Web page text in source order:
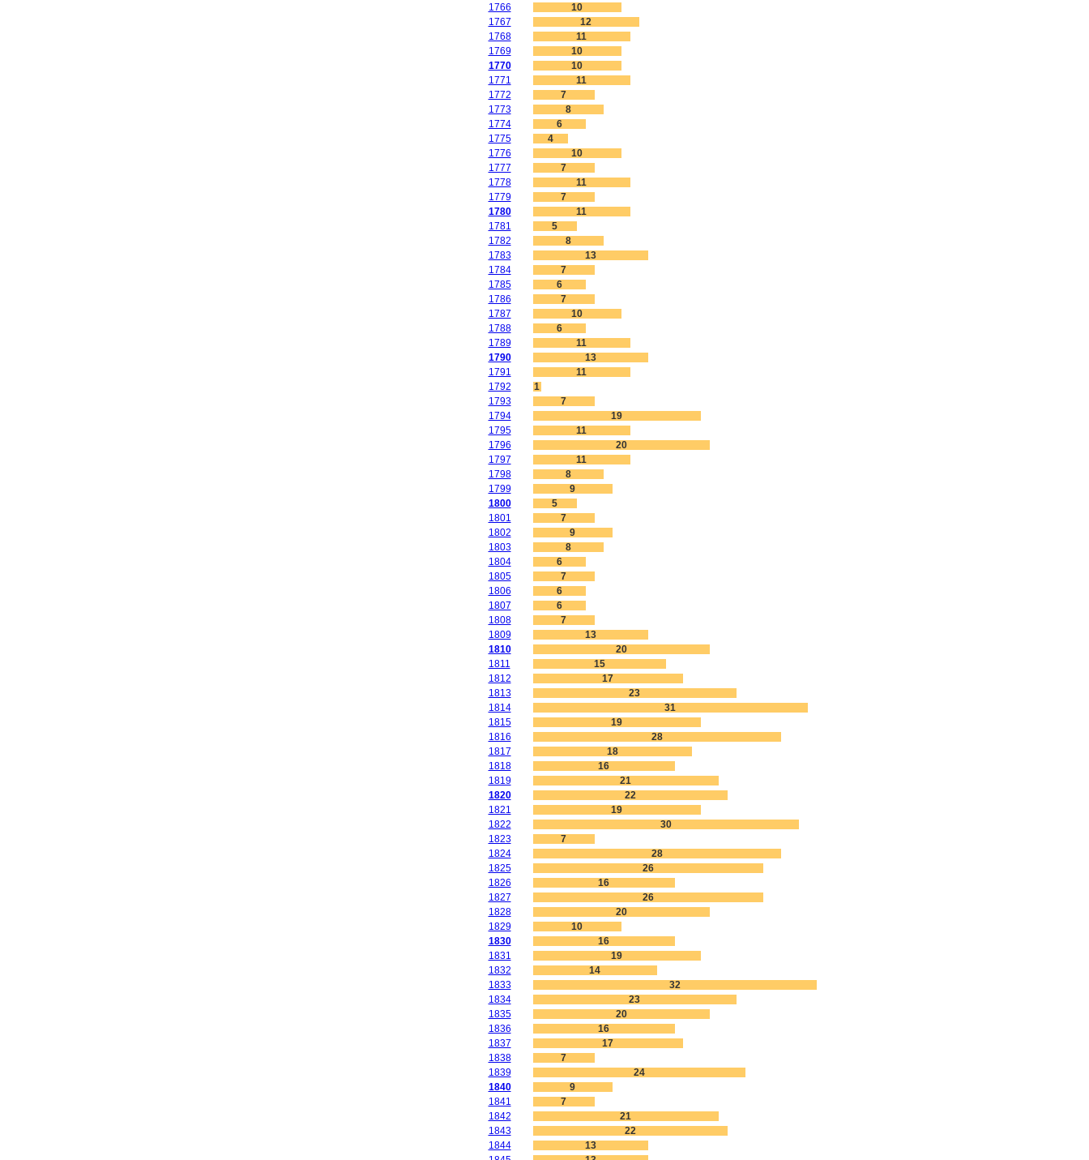
1766
10
1767
12
1768
11
1769
10
1770
10
1771
11
1772
7
1773
8
1774
6
1775
4
1776
10
1777
7
1778
11
1779
7
1780
11
1781
5
1782
8
1783
13
1784
7
1785
6
1786
7
1787
10
1788
6
1789
11
1790
13
1791
11
1792
1
1793
7
1794
19
1795
11
1796
20
1797
11
1798
8
1799
9
1800
5
1801
7
1802
9
1803
8
1804
6
1805
7
1806
6
1807
6
1808
7
1809
13
1810
20
1811
15
1812
17
1813
23
1814
31
1815
19
1816
28
1817
18
1818
16
1819
21
1820
22
1821
19
1822
30
1823
7
1824
28
1825
26
1826
16
1827
26
1828
20
1829
10
1830
16
1831
19
1832
14
1833
32
1834
23
1835
20
1836
16
1837
17
1838
7
1839
24
1840
9
1841
7
1842
21
1843
22
1844
13